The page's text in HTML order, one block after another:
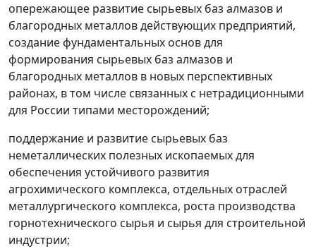
опережающее развитие сырьевых баз алмазов и
благородных металлов действующих предприятий,
создание фундаментальных основ для
формирования сырьевых баз алмазов и
благородных металлов в новых перспективных
районах, в том числе связанных с нетрадиционными
для России типами месторождений;
поддержание и развитие сырьевых баз
неметаллических полезных ископаемых для
обеспечения устойчивого развития
агрохимического комплекса, отдельных отраслей
металлургического комплекса, роста производства
горнотехнического сырья и сырья для строительной
индустрии;